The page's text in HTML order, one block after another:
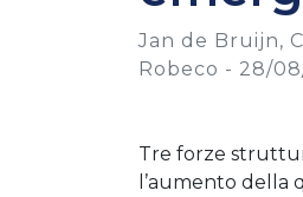
Jan de Bruijn,
Robeco - 28/
Tre forze
l’aumento della